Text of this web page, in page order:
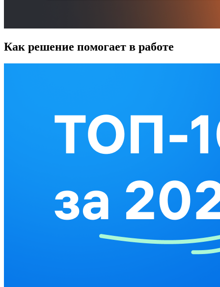
Как решение помогает в работе